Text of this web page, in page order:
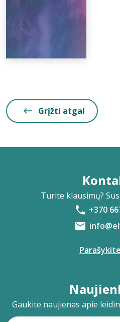
Grįžti atgal
Turite klausimų?
+370
Gaukite naujienas apie